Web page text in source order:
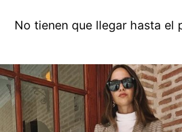
No tienen que llegar hasta el